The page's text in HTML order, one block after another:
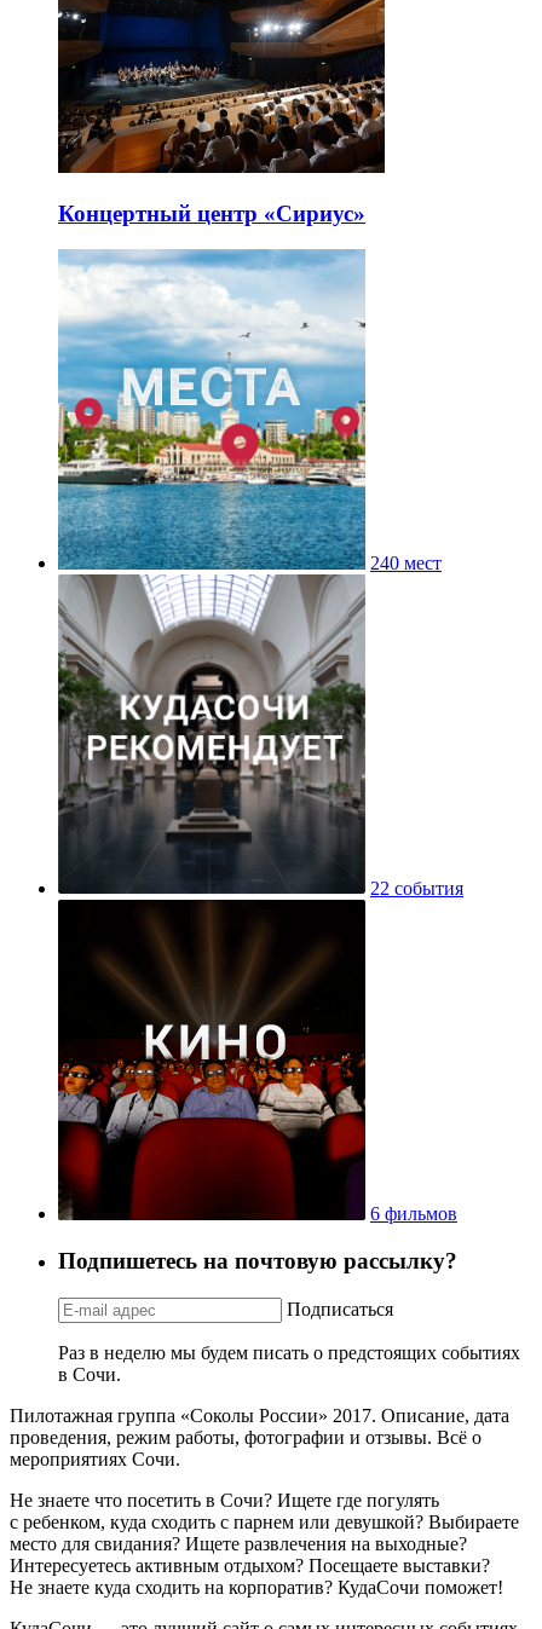
Концертный центр «Сириус»
240 мест
22 события
6 фильмов
Подпишетесь на почтовую рассылку?
Подписаться
Раз в неделю мы будем писать о предстоящих событиях
в Сочи.
Пилотажная группа «Соколы России» 2017. Описание, дата
проведения, режим работы, фотографии и отзывы. Всё о
мероприятиях Сочи.
Не знаете что посетить в Сочи? Ищете где погулять
с ребенком, куда сходить с парнем или девушкой? Выбираете
место для свидания? Ищете развлечения на выходные?
Интересуетесь активным отдыхом? Посещаете выставки?
Не знаете куда сходить на корпоратив? КудаСочи поможет!